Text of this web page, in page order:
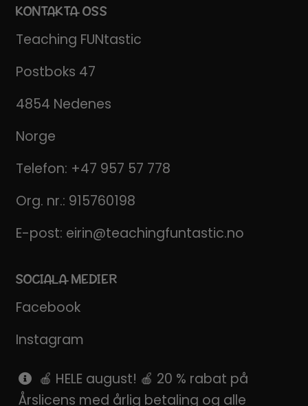
KONTAKTA OSS
Teaching FUNtastic
Postboks 47
4854 Nedenes
Norge
Telefon: +47 957 57 778
Org. nr.: 915760198
E-post: eirin@teachingfuntastic.no
SOCIALA MEDIER
Facebook
Instagram
Pinterest
🍎 HELE august! 🍎 20 % rabat på
Årslicens med årlig betaling og alle